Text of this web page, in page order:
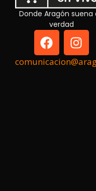
Donde Aragón suena
verdad